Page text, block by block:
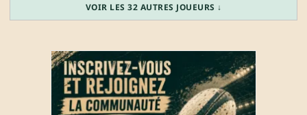
VOIR LES 32 AUTRES JOUEURS ↓